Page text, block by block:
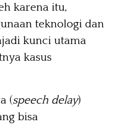
karena itu,
teknologi dan
kunci utama
kasus
(speech delay)
bisa